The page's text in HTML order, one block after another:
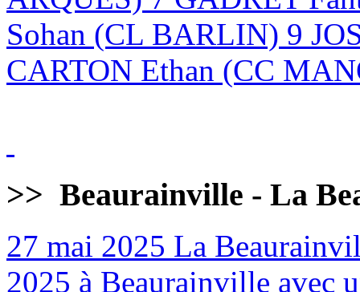
Sohan (CL BARLIN) 9
CARTON Ethan (CC
>> Beaurainville - La
27 mai 2025 La
2025 à Beaurainville avec